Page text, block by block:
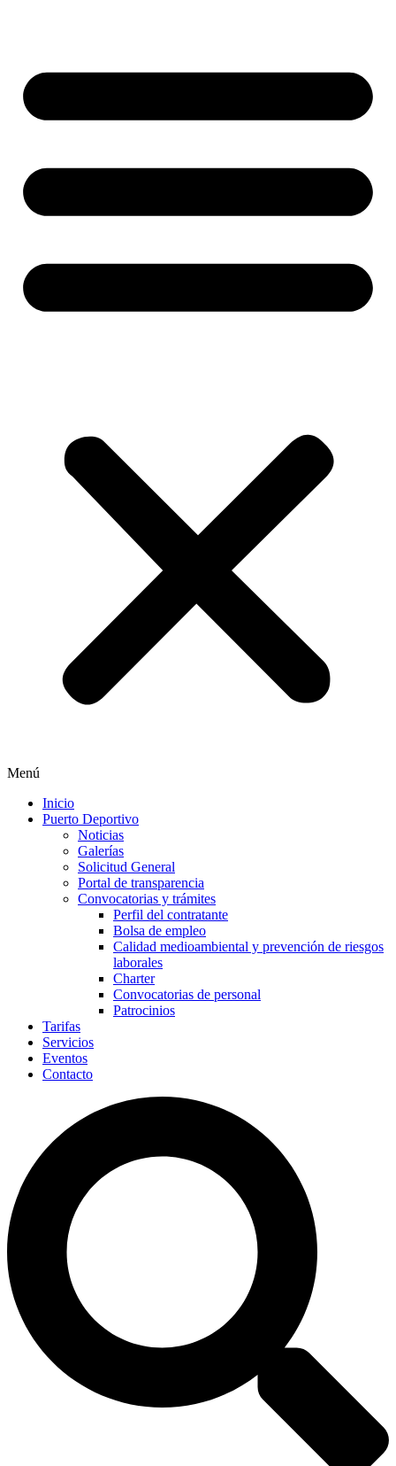
Menú
Inicio
Puerto Deportivo
Noticias
Galerías
Solicitud General
Portal de transparencia
Convocatorias y trámites
Perfil del contratante
Bolsa de empleo
Calidad medioambiental y prevención de riesgos
laborales
Charter
Convocatorias de personal
Patrocinios
Tarifas
Servicios
Eventos
Contacto